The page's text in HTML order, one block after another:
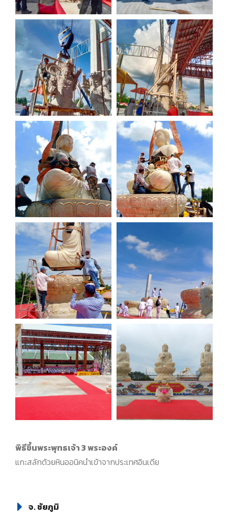
พิธีขึ้นพระพุทธเจ้า 3 พระองค์
แกะสลักด้วยหินออนิคนำเข้าจากประเทศอินเดีย
จ. ชัยภูมิ